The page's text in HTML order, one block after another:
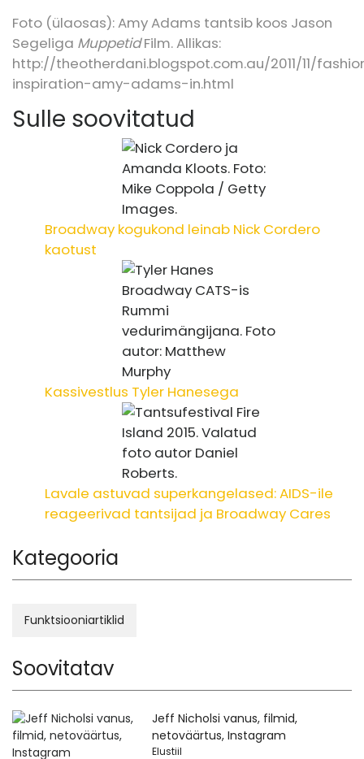
Foto (ülaosas): Amy Adams tantsib koos Jason
Segeliga MuppetidFilm. Allikas:
http://theotherdani.blogspot.com.au/2011/11/
inspiration-amy-adams-in.html
Sulle soovitatud
Broadway kogukond leinab Nick Cordero
kaotust
Kassivestlus Tyler Hanesega
Lavale astuvad superkangelased: AIDS-ile
reageerivad tantsijad ja Broadway Cares
Kategooria
Funktsiooniartiklid
Soovitatav
Jeff Nicholsi vanus, filmid,
netoväärtus, Instagram
Elustiil